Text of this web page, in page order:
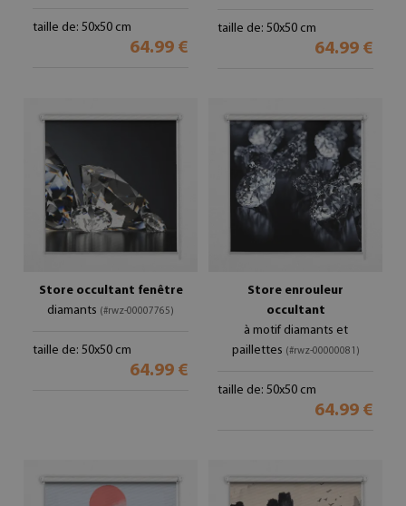
taille de: 50x50 cm
64.99 €
taille de: 50x50 cm
64.99 €
Store occultant fenêtre
diamants (#rwz-00007765)
taille de: 50x50 cm
64.99 €
Store enrouleur
occultant
à motif diamants et
paillettes (#rwz-00000081)
taille de: 50x50 cm
64.99 €